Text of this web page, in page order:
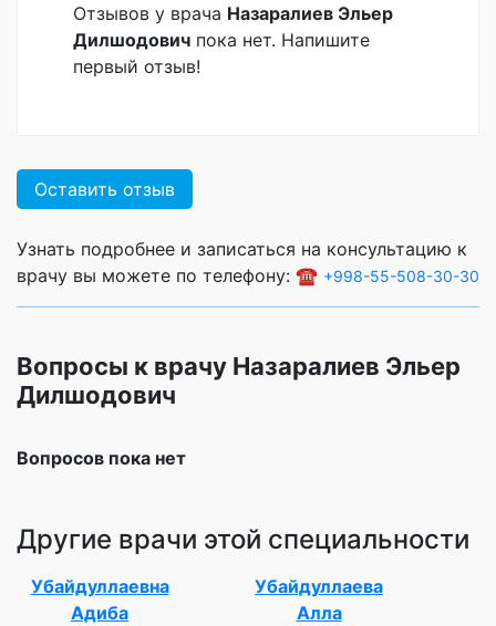
Отзывов у врача Назаралиев Эльер
Дилшодович пока нет. Напишите
первый отзыв!
Оставить отзыв
Узнать подробнее и записаться на консультацию к
врачу вы можете по телефону: ☎️ +998-55-508-30-30
Вопросы к врачу Назаралиев Эльер
Дилшодович
Вопросов пока нет
Другие врачи этой специальности
Убайдуллаевна
Адиба
Убайдуллаева
Алла